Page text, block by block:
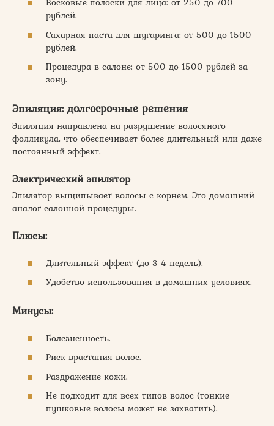
рублей.
Сахарная паста для шугаринга: от 500 до 1500
рублей.
Процедура в салоне: от 500 до 1500 рублей за
зону.
Эпиляция: долгосрочные решения
Эпиляция направлена на разрушение волосяного
фолликула, что обеспечивает более длительный или даже
постоянный эффект.
Электрический эпилятор
Эпилятор выщипывает волосы с корнем. Это домашний
аналог салонной процедуры.
Плюсы:
Длительный эффект (до 3-4 недель).
Удобство использования в домашних условиях.
Минусы:
Болезненность.
Риск врастания волос.
Раздражение кожи.
Не подходит для всех типов волос (тонкие
пушковые волосы может не захватить).